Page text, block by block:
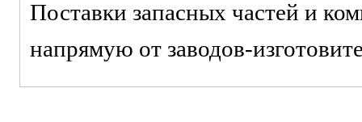
Поставки запасных частей и
напрямую от заводов-